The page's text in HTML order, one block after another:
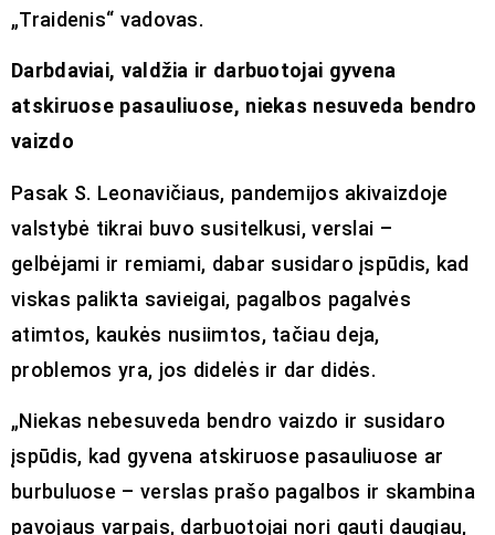
„Traidenis“ vadovas.
Darbdaviai, valdžia ir darbuotojai gyvena
atskiruose pasauliuose, niekas nesuveda bendro
vaizdo
Pasak S. Leonavičiaus, pandemijos akivaizdoje
valstybė tikrai buvo susitelkusi, verslai –
gelbėjami ir remiami, dabar susidaro įspūdis, kad
viskas palikta savieigai, pagalbos pagalvės
atimtos, kaukės nusiimtos, tačiau deja,
problemos yra, jos didelės ir dar didės.
„Niekas nebesuveda bendro vaizdo ir susidaro
įspūdis, kad gyvena atskiruose pasauliuose ar
burbuluose – verslas prašo pagalbos ir skambina
pavojaus varpais, darbuotojai nori gauti daugiau,